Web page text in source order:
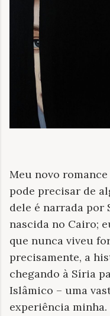
Meu novo
pode precisar de
dele é narrada por
nascida no Cairo;
que nunca viveu
precisamente, a
chegando à Síria
Islâmico – uma
experiência